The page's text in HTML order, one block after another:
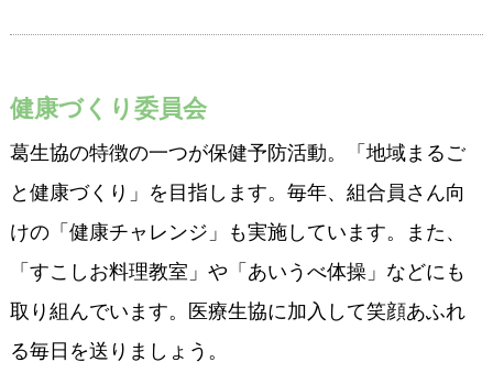
健康づくり委員会
葛生協の特徴の一つが保健予防活動。「地域まるご
と健康づくり」を目指します。毎年、組合員さん向
けの「健康チャレンジ」も実施しています。また、
「すこしお料理教室」や「あいうべ体操」などにも
取り組んでいます。医療生協に加入して笑顔あふれ
る毎日を送りましょう。